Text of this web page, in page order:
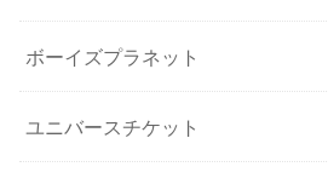
ボーイズプラネット
ユニバースチケット